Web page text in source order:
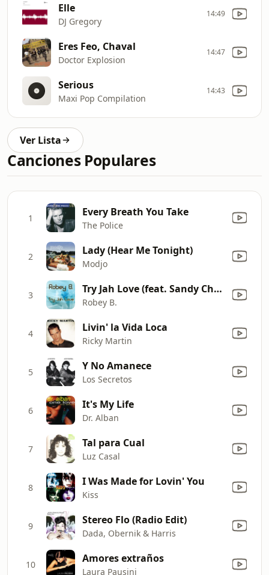
Elle
DJ Gregory
14:49
Eres Feo, Chaval
Doctor Explosion
14:47
Serious
Maxi Pop Compilation
14:43
Ver Lista
Canciones Populares
1 Every Breath You Take
The Police
2 Lady (Hear Me Tonight)
Modjo
3 Try Jah Love (feat. Sandy Chambers)
Robey B.
4 Livin' la Vida Loca
Ricky Martin
5 Y No Amanece
Los Secretos
6 It's My Life
Dr. Alban
7 Tal para Cual
Luz Casal
8 I Was Made for Lovin' You
Kiss
9 Stereo Flo (Radio Edit)
Dada, Obernik & Harris
10 Amores extraños
Laura Pausini